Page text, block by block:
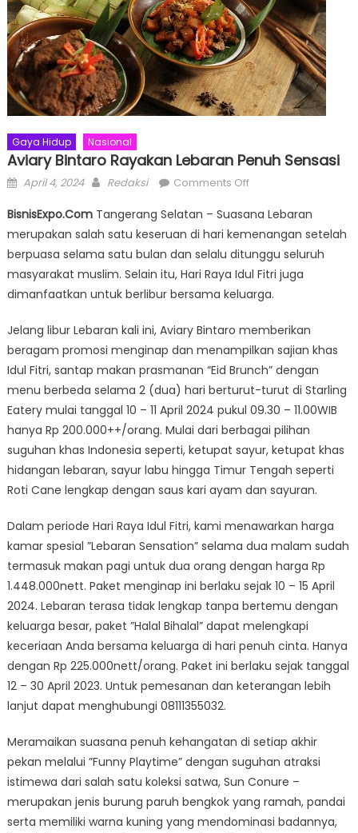
Gaya Hidup Nasional
Aviary Bintaro Rayakan Lebaran Penuh Sensasi
Posted
April 4, 2024 Author
Redaksi Comments Offon
Bintaro
Rayakan
Lebaran
Penuh
Sensasi
BisnisExpo.ComTangerang Selatan – Suasana Lebaran
merupakan salah satu keseruan di hari kemenangan setelah
berpuasa selama satu bulan dan selalu ditunggu seluruh
masyarakat muslim. Selain itu, Hari Raya Idul Fitri juga
dimanfaatkan untuk berlibur bersama keluarga.
Jelang libur Lebaran kali ini, Aviary Bintaro memberikan
beragam promosi menginap dan menampilkan sajian khas
Idul Fitri, santap makan prasmanan “Eid Brunch” dengan
menu berbeda selama 2 (dua) hari berturut-turut di Starling
Eatery mulai tanggal 10 – 11 April 2024 pukul 09.30 – 11.00WIB
hanya Rp 200.000++/orang. Mulai dari berbagai pilihan
suguhan khas Indonesia seperti, ketupat sayur, ketupat khas
hidangan lebaran, sayur labu hingga Timur Tengah seperti
Roti Cane lengkap dengan saus kari ayam dan sayuran.
Dalam periode Hari Raya Idul Fitri, kami menawarkan harga
kamar spesial ”Lebaran Sensation” selama dua malam sudah
termasuk makan pagi untuk dua orang dengan harga Rp
1.448.000nett. Paket menginap ini berlaku sejak 10 – 15 April
2024. Lebaran terasa tidak lengkap tanpa bertemu dengan
keluarga besar, paket ”Halal Bihalal” dapat melengkapi
keceriaan Anda bersama keluarga di hari penuh cinta. Hanya
dengan Rp 225.000nett/orang. Paket ini berlaku sejak tanggal
12 – 30 April 2023. Untuk pemesanan dan keterangan lebih
lanjut dapat menghubungi 08111355032.
Meramaikan suasana penuh kehangatan di setiap akhir
pekan melalui ”Funny Playtime” dengan suguhan atraksi
istimewa dari salah satu koleksi satwa, Sun Conure –
merupakan jenis burung paruh bengkok yang ramah, pandai
serta memiliki warna kuning yang mendominasi badannya,